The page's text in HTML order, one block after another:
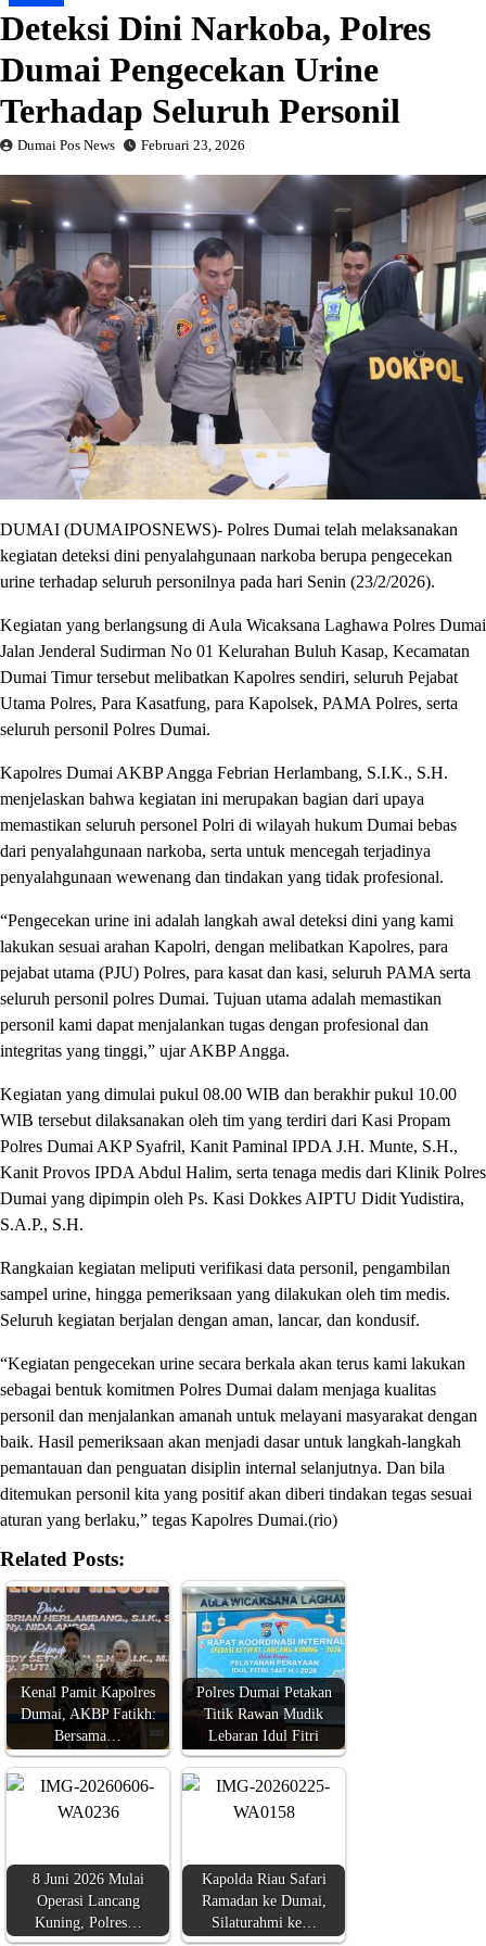
Deteksi Dini Narkoba, Polres
Dumai Pengecekan Urine
Terhadap Seluruh Personil
Dumai Pos News Februari 23, 2026
DUMAI (DUMAIPOSNEWS)- Polres Dumai telah melaksanakan
kegiatan deteksi dini penyalahgunaan narkoba berupa pengecekan
urine terhadap seluruh personilnya pada hari Senin (23/2/2026).
Kegiatan yang berlangsung di Aula Wicaksana Laghawa Polres Dumai
Jalan Jenderal Sudirman No 01 Kelurahan Buluh Kasap, Kecamatan
Dumai Timur tersebut melibatkan Kapolres sendiri, seluruh Pejabat
Utama Polres, Para Kasatfung, para Kapolsek, PAMA Polres, serta
seluruh personil Polres Dumai.
Kapolres Dumai AKBP Angga Febrian Herlambang, S.I.K., S.H.
menjelaskan bahwa kegiatan ini merupakan bagian dari upaya
memastikan seluruh personel Polri di wilayah hukum Dumai bebas
dari penyalahgunaan narkoba, serta untuk mencegah terjadinya
penyalahgunaan wewenang dan tindakan yang tidak profesional.
“Pengecekan urine ini adalah langkah awal deteksi dini yang kami
lakukan sesuai arahan Kapolri, dengan melibatkan Kapolres, para
pejabat utama (PJU) Polres, para kasat dan kasi, seluruh PAMA serta
seluruh personil polres Dumai. Tujuan utama adalah memastikan
personil kami dapat menjalankan tugas dengan profesional dan
integritas yang tinggi,” ujar AKBP Angga.
Kegiatan yang dimulai pukul 08.00 WIB dan berakhir pukul 10.00
WIB tersebut dilaksanakan oleh tim yang terdiri dari Kasi Propam
Polres Dumai AKP Syafril, Kanit Paminal IPDA J.H. Munte, S.H.,
Kanit Provos IPDA Abdul Halim, serta tenaga medis dari Klinik Polres
Dumai yang dipimpin oleh Ps. Kasi Dokkes AIPTU Didit Yudistira,
S.A.P., S.H.
Rangkaian kegiatan meliputi verifikasi data personil, pengambilan
sampel urine, hingga pemeriksaan yang dilakukan oleh tim medis.
Seluruh kegiatan berjalan dengan aman, lancar, dan kondusif.
“Kegiatan pengecekan urine secara berkala akan terus kami lakukan
sebagai bentuk komitmen Polres Dumai dalam menjaga kualitas
personil dan menjalankan amanah untuk melayani masyarakat dengan
baik. Hasil pemeriksaan akan menjadi dasar untuk langkah-langkah
pemantauan dan penguatan disiplin internal selanjutnya. Dan bila
ditemukan personil kita yang positif akan diberi tindakan tegas sesuai
aturan yang berlaku,” tegas Kapolres Dumai.(rio)
Related Posts:
Kenal Pamit Kapolres
Dumai, AKBP Fatikh:
Bersama…
Polres Dumai Petakan
Titik Rawan Mudik
Lebaran Idul Fitri
8 Juni 2026 Mulai
Operasi Lancang
Kuning, Polres…
Kapolda Riau Safari
Ramadan ke Dumai,
Silaturahmi ke…